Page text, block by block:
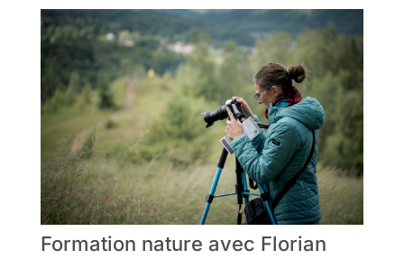
Formation nature avec Florian